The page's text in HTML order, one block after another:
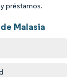
préstamos.
Malasia